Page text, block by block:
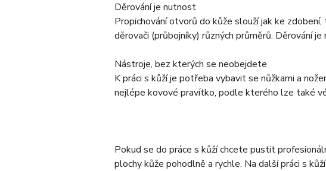
Děrování je nutnost
Propichování otvorů do kůže slouží jak ke
děrovači (průbojníky) různých průměrů. Děrování
Nástroje, bez kterých se neobejdete
K práci s kůží je potřeba vybavit se nůžkami a
nejlépe kovové pravítko, podle kterého lze také
Pokud se do práce s kůží chcete pustit
plochy kůže pohodlně a rychle. Na další práci s